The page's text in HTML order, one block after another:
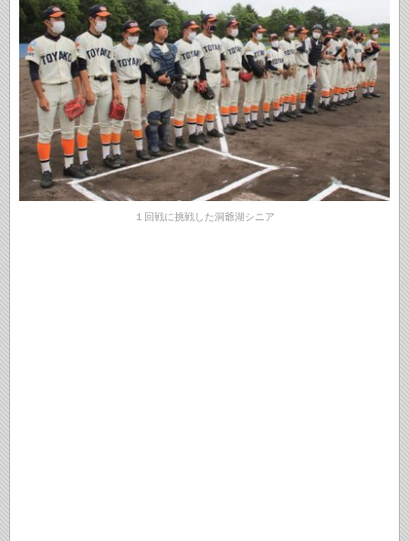
１回戦に挑戦した洞爺湖シニア